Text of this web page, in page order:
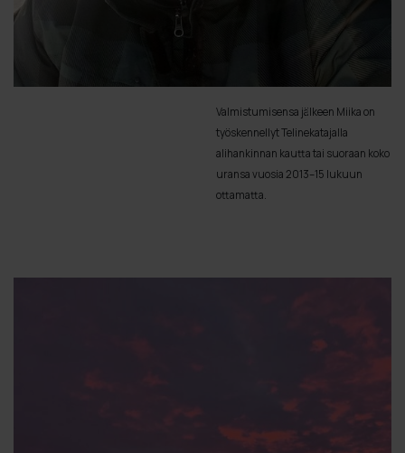
Valmistumisensa jälkeen Miika on
työskennellyt Telinekatajalla
alihankinnan kautta tai suoraan koko
uransa vuosia 2013–15 lukuun
ottamatta.